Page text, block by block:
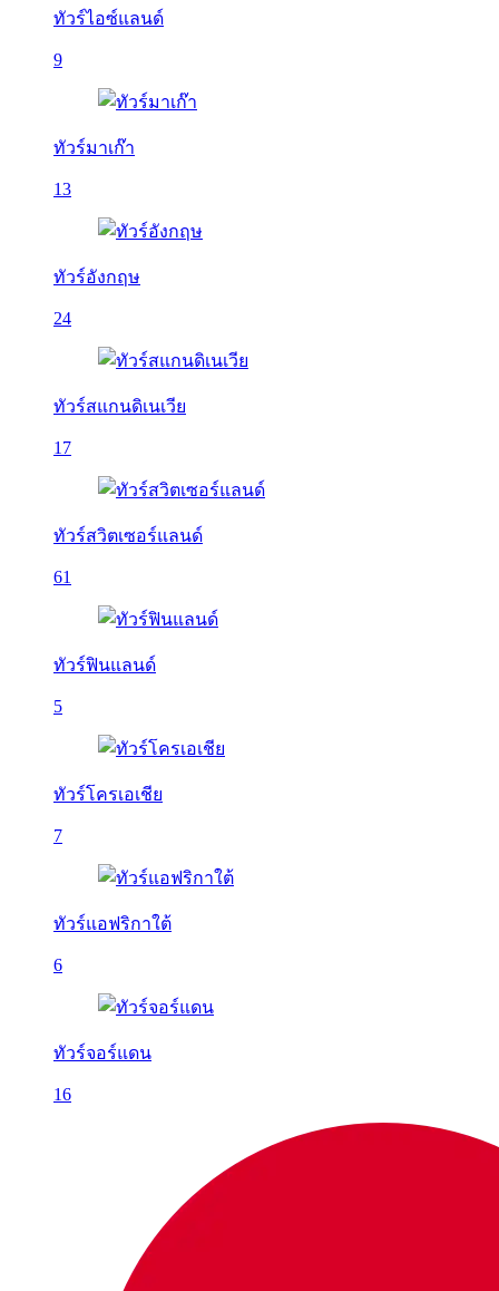
ทัวร์ไอซ์แลนด์
9
ทัวร์มาเก๊า
13
ทัวร์อังกฤษ
24
ทัวร์สแกนดิเนเวีย
17
ทัวร์สวิตเซอร์แลนด์
61
ทัวร์ฟินแลนด์
5
ทัวร์โครเอเชีย
7
ทัวร์แอฟริกาใต้
6
ทัวร์จอร์แดน
16